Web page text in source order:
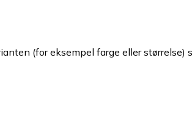
(for eksempel farge eller